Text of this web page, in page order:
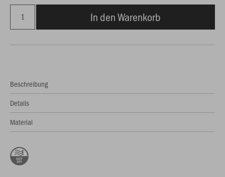
In den Warenkorb
Beschreibung
Details
Material